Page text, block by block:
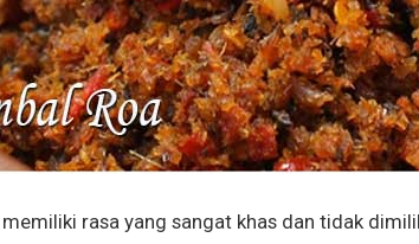
rasa yang sangat khas dan tidak